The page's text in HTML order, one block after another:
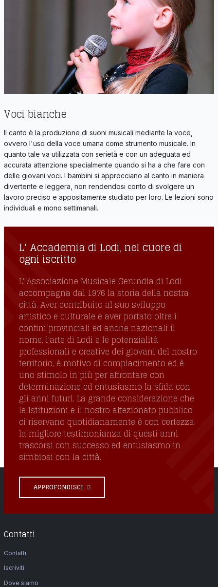
Voci bianche
Il canto è la produzione di suoni musicali mediante la voce,
ovvero l'uso della voce umana come strumento musicale. In
quanto tale va utilizzata con serietà e con un adeguata ed
accurata attenzione specialmente quando si ha a che fare con
delle giovani voci. I bambini si approcciano al canto in maniera
divertente e leggera, non rendendosi conto di svolgere un
lavoro preciso e appositamente studiato per loro. Le lezioni sono
individuali e mono settimanali.
L' Accademia di Lodi, nel cuore di
ogni iscritto
L' Associazione Musicale Gerundia di Lodi
accompagna dal 1976 la storia della nostra
città. Aver contribuito al suo sviluppo
artistico e culturale e aver portato oltre i
confini provinciali ed anche nazionali il
nome, l'arte di Lodi e le potenzialità
professionali e creative dei giovani del nostro
territorio, è motivo di compiacimento ed è
uno stimolo in più per affrontare con
determinazione ed entusiasmo la sfida con
gli anni futuri. La grande considerazione che
le Istituzioni e il nostro affezionato pubblico
ci riservano quotidianamente è con certezza
la migliore testimonianza di questi anni
trascorsi con successo ed entusiasmo in
simbiosi con la città.
APPROFONDISCI
Contatti
Contatti
Iscriviti
Dove siamo